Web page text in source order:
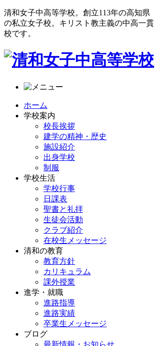
清和女子中高等学校。創立113年の高知県
の私立女子校。キリスト教主義の中高一貫
校です。
ホーム
学校案内
校長挨拶
建学の精神・歴史
施設紹介
出身学校
制服
学校生活
学校行事
日課表
聖書と礼拝
生徒会活動
クラブ紹介
在校生メッセージ
清和の教育
教育方針
カリキュラム
課外授業
進学・就職
進路指導
進路実績
卒業生メッセージ
ブログ
最新情報・お知らせ